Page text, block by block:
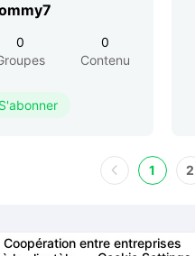
0
0
Contenu
S'abonner
1 2
Coopération entre entreprises